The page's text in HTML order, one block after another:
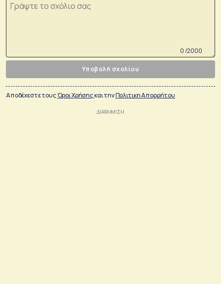
0 /2000
Υποβολή σχολίου
Αποδέχεστε τουςΌροι Χρήσηςκαι τηνΠολιτικη Απορρήτου